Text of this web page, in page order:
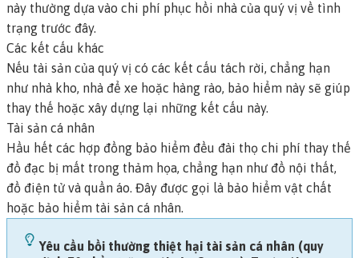
này thường dựa vào chi phí phục hồi nhà của quý vị về tình
trạng trước đây.
Các kết cấu khác
Nếu tài sản của quý vị có các kết cấu tách rời, chẳng hạn
như nhà kho, nhà để xe hoặc hàng rào, bảo hiểm này sẽ giúp
thay thế hoặc xây dựng lại những kết cấu này.
Tài sản cá nhân
Hầu hết các hợp đồng bảo hiểm đều đài thọ chi phí thay thế
đồ đạc bị mất trong thảm họa, chẳng hạn như đồ nội thất,
đồ điện tử và quần áo. Đây được gọi là bảo hiểm vật chất
hoặc bảo hiểm tài sản cá nhân.
Yêu cầu bồi thường thiệt hại tài sản cá nhân (quy